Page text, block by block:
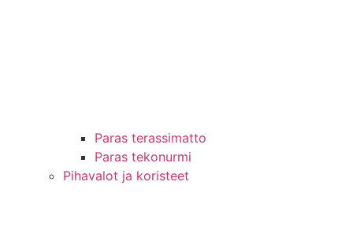
Paras terassimatto
Paras tekonurmi
Pihavalot ja koristeet